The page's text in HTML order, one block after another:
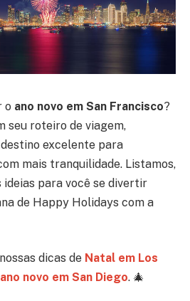
o ano novo em San Francisco?
seu roteiro de viagem,
excelente para
mais tranquilidade. Listamos,
para você se divertir
de Happy Holidays com a
dicas de Natal em Los
ano novo em San Diego. 🎄